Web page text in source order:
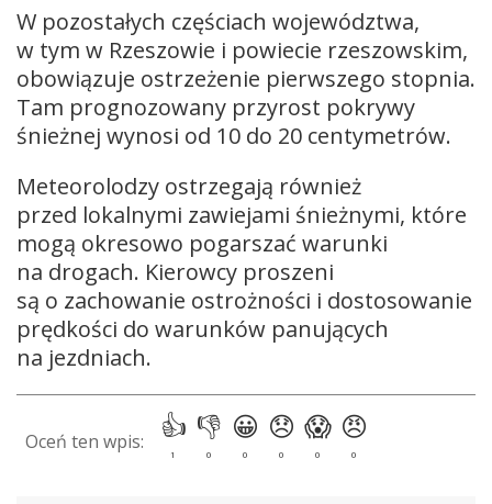
W pozostałych częściach województwa,
w tym w Rzeszowie i powiecie rzeszowskim,
obowiązuje ostrzeżenie pierwszego stopnia.
Tam prognozowany przyrost pokrywy
śnieżnej wynosi od 10 do 20 centymetrów.
Meteorolodzy ostrzegają również
przed lokalnymi zawiejami śnieżnymi, które
mogą okresowo pogarszać warunki
na drogach. Kierowcy proszeni
są o zachowanie ostrożności i dostosowanie
prędkości do warunków panujących
na jezdniach.